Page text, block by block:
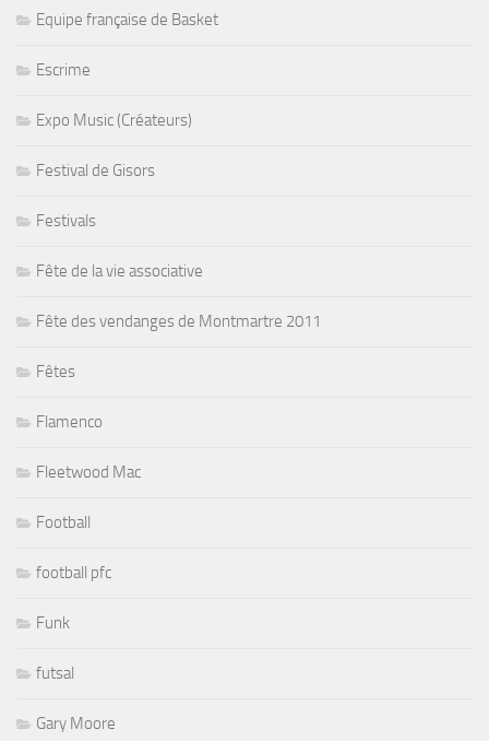
Equipe française de Basket
Escrime
Expo Music (Créateurs)
Festival de Gisors
Festivals
Fête de la vie associative
Fête des vendanges de Montmartre 2011
Fêtes
Flamenco
Fleetwood Mac
Football
football pfc
Funk
futsal
Gary Moore